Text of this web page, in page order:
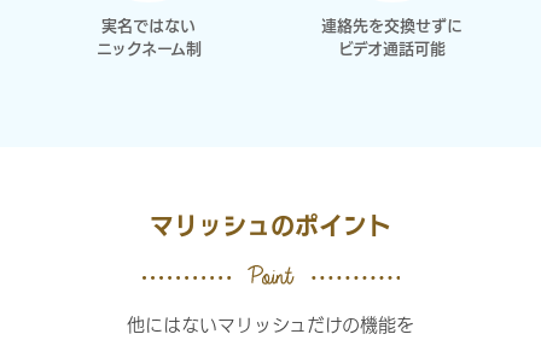
実名ではない
ニックネーム制
連絡先を交換せずに
ビデオ通話可能
マリッシュのポイント
他にはないマリッシュだけの機能を